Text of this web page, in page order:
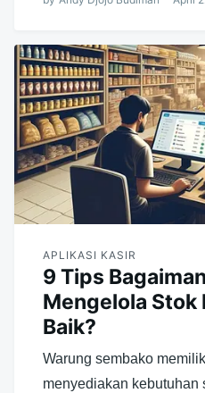
APLIKASI KASIR
9 Tips
Mengelola Stok
Baik?
Warung sembako
menyediakan kebutuhan